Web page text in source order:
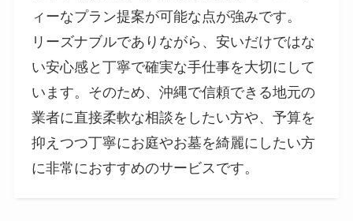
ィーなプラン提案が可能な点が強みです。
リーズナブルでありながら、安いだけではな
い安心感と丁寧で確実な手仕事を大切にして
います。そのため、沖縄で信頼できる地元の
業者に直接柔軟な相談をしたい方や、予算を
抑えつつ丁寧にお庭やお墓を綺麗にしたい方
に非常におすすめのサービスです。